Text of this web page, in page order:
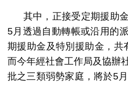
其中，正接受定期援助
5月透過自動轉帳或沿用的
期援助金及特別援助金，共
而今年經社會工作局及協辦
批之三類弱勢家庭，將於5